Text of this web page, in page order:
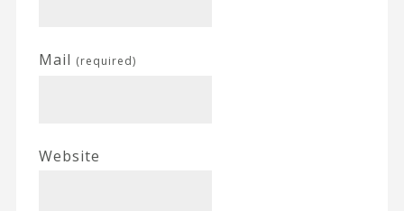
Mail (required)
Website